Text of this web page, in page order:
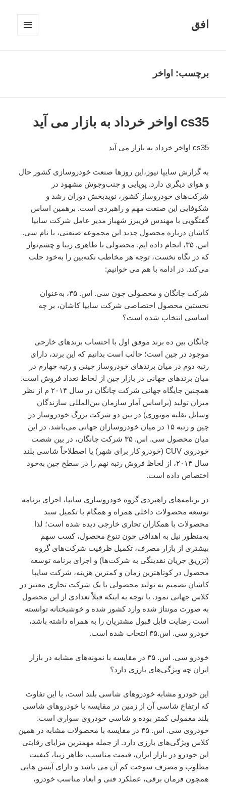
افق
برچسب: اواخر
cs35 اواخر خرداد به بازار می آید
cs35 اواخر خرداد به بازار می آید
به گزارش سایپا نیوز،این روزها صنعت خودروسازی کشور حال
‌و هوای دیگری دارد. پویایی و جنب‌وجوش مشهود در
شرکت‌های خودروساز کشور، نویدبخش دوران رشد و
شکوفایی این صنعت مهم و راهبردی است. برهمین اساس
گفتگویی با مهندس فریبرز شهباز مدیر عامل شرکت سایپا
کاشان درباره محصول جدید این مجموعه صنعتی، با نام سی.
اس. ۳۵، انجام داده ایم. محصولی با ظاهری زیبا و چشم‌نواز
که در نگاه نخست، توجه هر مخاطب نکته‌بین را به‌خود جلب
می‌کند. در ادامه با هم می خوانیم:
شرکت چانگان و محصولی چون سی. اس. ۳۵، به‌عنوان
نخستین محصول اختصاصی شرکت سایپا کاشان، بر چه
اساسی انتخاب شده است؟
چانگان بین ده برند موفق اول با احتساب برندهای خارجی
موجود در چین است؛ جالب است بدانیم که این برند، دارای
رتبه دوم در میان برندهای خودروساز چینی و رتبه چهارم در
میان برندهای جهانی در بازار چین از لحاظ تعداد فروش است.
همچنین جایگاه جهانی شرکت چانگان در سال ۲۰۱۴ م از نظر
میزان تولید (براساس آمار سازمان بین‌المللی سازندگان
وسائل نقلیه موتوری) در بین دو شرکت بزرگ خودروساز در
چین و رتبه ۱۵ در میان خودروسازان جهانی می‌باشد. در این
میان محصول سی. اس. ۳۵ شرکت چانگان، در بین شصت
خودروی CUV (خودرو کار برای شهر) یا اصطلاحاً شاسی بلند
سال ۲۰۱۴، از لحاظ فروش رتبه نهم را در سطح چین به‌خود
اختصاص داده است.
در برنامه‌های راهبردی گروه خودروسازی سایپا، اجرای برنامه
توسعه محصولات داخلی همراه و همگام با تکمیل سبد
محصولات با همکاران تجاری خارجی دیده شده است؛ لذا
به‌منظور نیل به اهدافی چون تنوع محصول، کسب سهم
بیشتری از بازار مصرف، تکمیل ظرفیت شرکت‌های گروه
(تزریق جریان نقدینگی به شرکت‌ها) و اجرای برنامه توسعه
محصول در کوتاهترین زمان و کمترین هزینه، شرکت سایپا
کاشان تصمیم به تولید محصولی با یک شرکت تجاری معتبر در
کلاس جهانی نمود. با توجه به اینکه قبلاً تعدادی از این محصول
به صورت مونتاژ شده وارد کشور شده و خوشبختانه توانسته
است رضایت قابل قبول مشتریان را به همراه داشته باشد،
خودرو سی. اس.۳۵ انتخاب شده است.
خودرو سی. اس. ۳۵ در مقایسه با نمونه‌های مشابه در بازار
ایران چه ویژگی‌های بارزی دارد؟
این خودرو مشابه خودروهای شاسی بلند است، با این تفاوت
که ارتفاع شاسی آن از زمین در مقایسه با خودروهای شاسی
بلند معمولی کمتر بوده و شاسی خودروی سواری است.
خودروی سی. اس. ۳۵ در مقایسه با محصولات مشابه در همین
کلاس ویژگی‌های بارزی دارد. از جمله مهمترین مزایای رقابتی
این خودرو در بازار ایران، قیمت مناسب، ظاهر زیبا، کیفیت
مطلوب و مصرف سوخت کم آن می باشد و دارای آپشن هایی
همچون فرمان برقی، عملکرد فنی و ابعاد مناسب خودرو،